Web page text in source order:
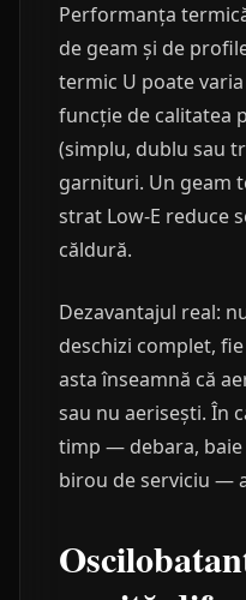
Performanța
de geam și de
termic U poate
funcție de calitatea
(simplu, dublu sau
garnituri. Un geam
strat Low-E reduce
căldură.
Dezavantajul real:
deschizi complet,
asta înseamnă că
sau nu aerisești. În
timp — debara, baie
birou de serviciu —